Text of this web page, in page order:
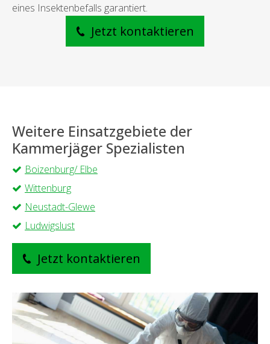
eines Insektenbefalls garantiert.
Jetzt kontaktieren
Weitere Einsatzgebiete der
Kammerjäger Spezialisten
Boizenburg/ Elbe
Wittenburg
Neustadt-Glewe
Ludwigslust
Jetzt kontaktieren